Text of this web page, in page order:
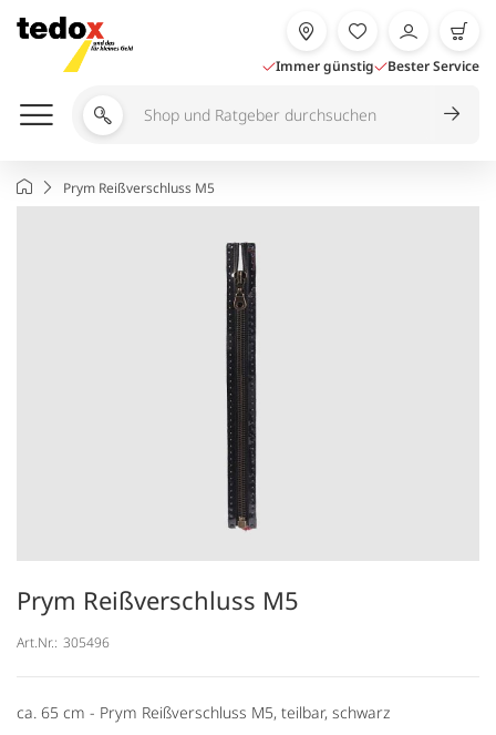
Inhalt
springen
Immer günstig Bester Service
Shop
Ratgeber
durchsuchen
StartseitePrym Reißverschluss M5
Prym Reißverschluss M5
Art.Nr.: 305496
ca. 65 cm - Prym Reißverschluss M5, teilbar, schwarz